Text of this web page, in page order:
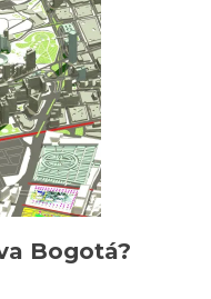
Bogotá?